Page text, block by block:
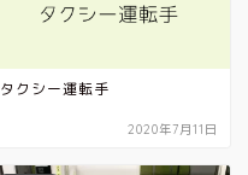
タクシー運転手
2020年7月11日